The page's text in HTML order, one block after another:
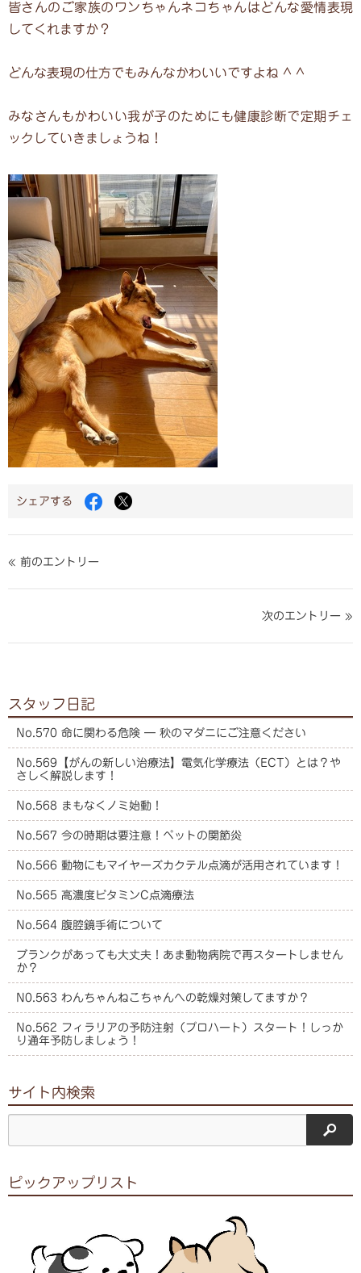
皆さんのご家族のワンちゃんネコちゃんはどんな愛情表現
してくれますか？
どんな表現の仕方でもみんなかわいいですよね ^ ^
みなさんもかわいい我が子のためにも健康診断で定期チェ
ックしていきましょうね！
シェアする
Facebook
ェ
Twitter
ェ
« 前のエントリー
次のエントリー »
スタッフ日記
No.570 命に関わる危険 ― 秋のマダニにご注意ください
No.569【がんの新しい治療法】電気化学療法（ECT）とは？や
さしく解説します！
No.568 まもなくノミ始動！
No.567 今の時期は要注意！ペットの関節炎
No.566 動物にもマイヤーズカクテル点滴が活用されています！
No.565 高濃度ビタミンC点滴療法
No.564 腹腔鏡手術について
ブランクがあっても大丈夫！あま動物病院で再スタートしません
か？
N0.563 わんちゃんねこちゃんへの乾燥対策してますか？
No.562 フィラリアの予防注射（プロハート）スタート！しっか
り通年予防しましょう！
サイト内検索
サ
ピックアップリスト